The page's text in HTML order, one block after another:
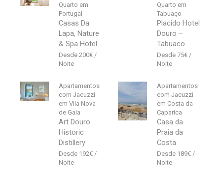
Quarto em
Portugal
Casas Da
Lapa, Nature
& Spa Hotel
200€
Quarto em
Tabuaço
Placido Hotel
Douro –
Tabuaco
75€
Apartamentos
com Jacuzzi
em Vila Nova
de Gaia
Art Douro
Historic
Distillery
192€
Apartamentos
com Jacuzzi
em Costa da
Caparica
Casa da
Praia da
Costa
189€